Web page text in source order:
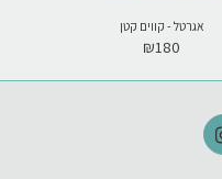
אגרטל - קווים קטן
₪180